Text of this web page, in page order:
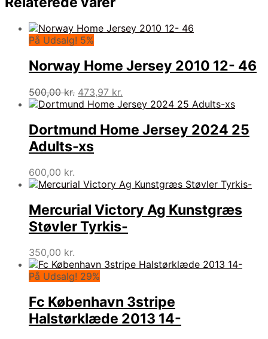
På Udsalg! 5%
Norway Home Jersey 2010 12- 46
500,00kr. Den
oprindelige
var:
500,00 kr..
473,97 kr.
aktuelle
er:
473,97 kr..
Dortmund Home Jersey 2024 25
Adults-xs
600,00 kr.
Mercurial Victory Ag Kunstgræs
Støvler Tyrkis-
350,00 kr.
På Udsalg! 29%
Fc København 3stripe
Halstørklæde 2013 14-